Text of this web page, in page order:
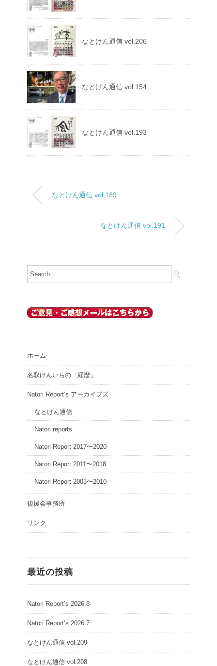
なとけん通信 vol.206
なとけん通信 vol.154
なとけん通信 vol.193
なとけん通信 vol.189
なとけん通信 vol.191
ホーム
名取けんいちの「経歴」
Natori Report’s アーカイブズ
なとけん通信
Natori reports
Natori Report 2017〜2020
Natori Report 2011〜2018
Natori Report 2003〜2010
後援会事務所
リンク
最近の投稿
Natori Report’s 2026.8
Natori Report’s 2026.7
なとけん通信 vol.209
なとけん通信 vol.208